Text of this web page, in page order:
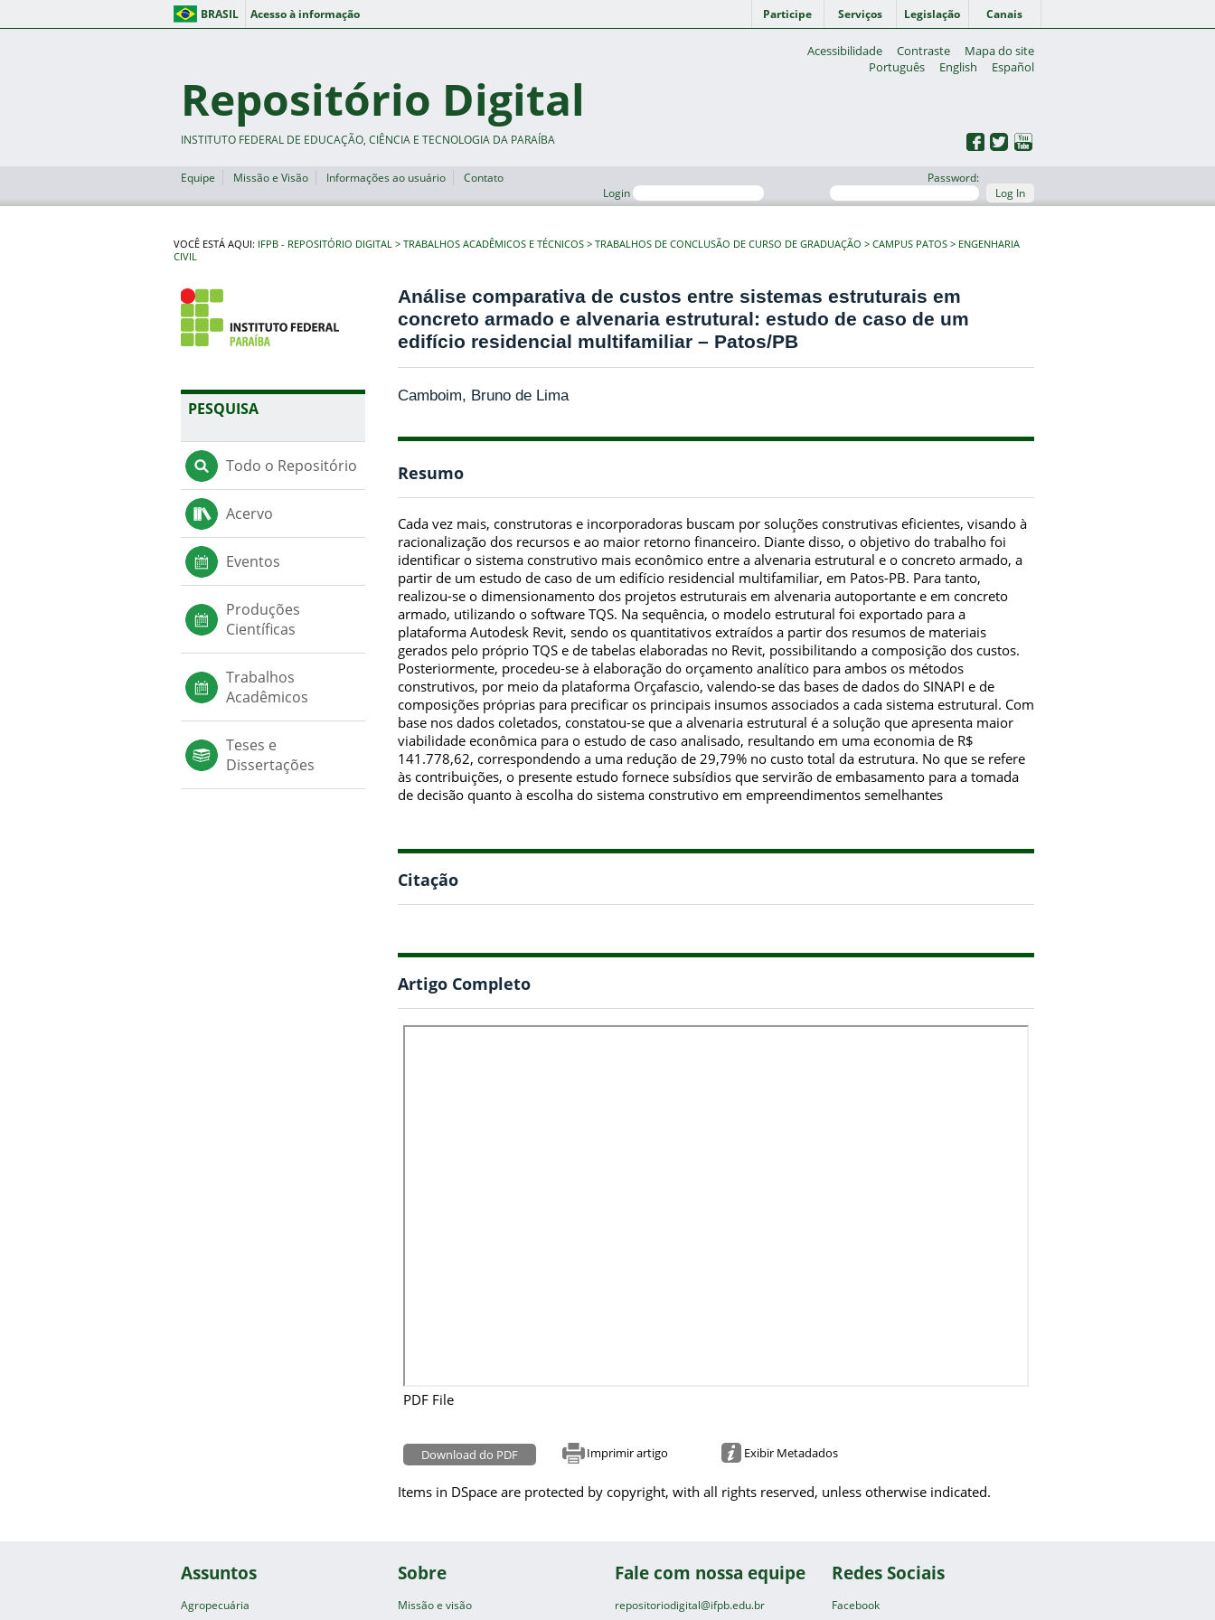
BRASIL Acesso à informação Participe Serviços Legislação Canais
Acessibilidade Contraste
Mapa do site
Português
English Español
Repositório Digital
INSTITUTO FEDERAL DE EDUCAÇÃO, CIÊNCIA E TECNOLOGIA DA PARAÍBA
Equipe Missão e Visão Informações ao usuário
Contato
Login
Password:
Log In
VOCÊ ESTÁ AQUI: IFPB - REPOSITÓRIO DIGITAL TRABALHOS ACADÊMICOS E TÉCNICOS TRABALHOS DE CONCLUSÃO DE CURSO DE GRADUAÇÃO CAMPUS PATOS
ENGENHARIA
CIVIL
PESQUISA
Todo o Repositório
Acervo
Eventos
Produções
Científicas
Trabalhos
Acadêmicos
Teses e
Dissertações
Análise comparativa de custos entre sistemas estruturais em
concreto armado e alvenaria estrutural: estudo de caso de um
edifício residencial multifamiliar – Patos/PB
Camboim, Bruno de Lima
Resumo
Cada vez mais, construtoras e incorporadoras buscam por soluções construtivas eficientes, visando à
racionalização dos recursos e ao maior retorno financeiro. Diante disso, o objetivo do trabalho foi
identificar o sistema construtivo mais econômico entre a alvenaria estrutural e o concreto armado, a
partir de um estudo de caso de um edifício residencial multifamiliar, em Patos-PB. Para tanto,
realizou-se o dimensionamento dos projetos estruturais em alvenaria autoportante e em concreto
armado, utilizando o software TQS. Na sequência, o modelo estrutural foi exportado para a
plataforma Autodesk Revit, sendo os quantitativos extraídos a partir dos resumos de materiais
gerados pelo próprio TQS e de tabelas elaboradas no Revit, possibilitando a composição dos custos.
Posteriormente, procedeu-se à elaboração do orçamento analítico para ambos os métodos
construtivos, por meio da plataforma Orçafascio, valendo-se das bases de dados do SINAPI e de
composições próprias para precificar os principais insumos associados a cada sistema estrutural. Com
base nos dados coletados, constatou-se que a alvenaria estrutural é a solução que apresenta maior
viabilidade econômica para o estudo de caso analisado, resultando em uma economia de R$
141.778,62, correspondendo a uma redução de 29,79% no custo total da estrutura. No que se refere
às contribuições, o presente estudo fornece subsídios que servirão de embasamento para a tomada
de decisão quanto à escolha do sistema construtivo em empreendimentos semelhantes
Citação
Artigo Completo
PDF File
Download do PDF Imprimir artigo Exibir Metadados
Items in DSpace are protected by copyright, with all rights reserved, unless otherwise indicated.
Assuntos
Agropecuária
Sobre
Missão e visão
Fale com nossa equipe
repositoriodigital@ifpb.edu.br
Redes Sociais
Facebook